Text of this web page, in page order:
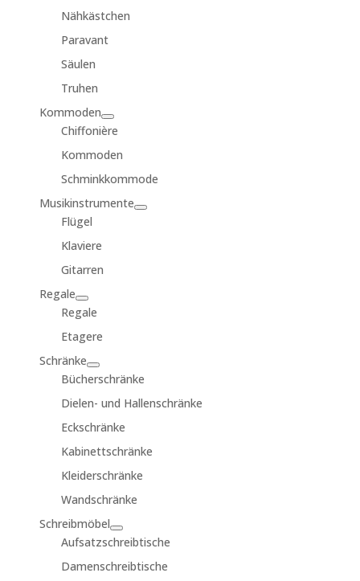
Nähkästchen
Paravant
Säulen
Truhen
Kommoden
Chiffonière
Kommoden
Schminkkommode
Musikinstrumente
Flügel
Klaviere
Gitarren
Regale
Regale
Etagere
Schränke
Bücherschränke
Dielen- und Hallenschränke
Eckschränke
Kabinettschränke
Kleiderschränke
Wandschränke
Schreibmöbel
Aufsatzschreibtische
Damenschreibtische